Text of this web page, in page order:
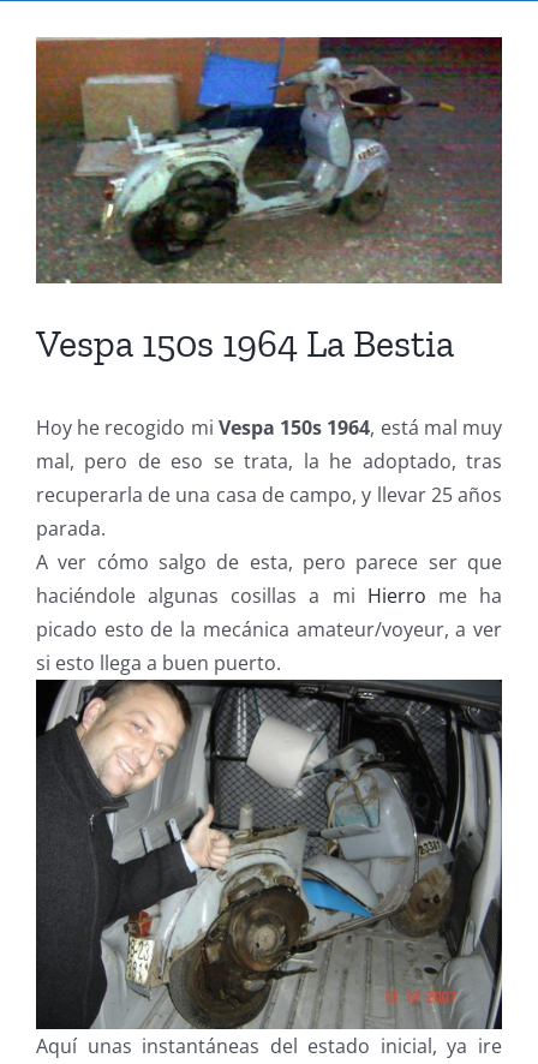
Ver
imagen
más
grande
Vespa 150s 1964 La Bestia
Hoy he recogido mi Vespa 150s 1964, está mal muy
mal, pero de eso se trata, la he adoptado, tras
recuperarla de una casa de campo, y llevar 25 años
parada.
A ver cómo salgo de esta, pero parece ser que
haciéndole algunas cosillas a mi Hierro me ha
picado esto de la mecánica amateur/voyeur, a ver
si esto llega a buen puerto.
Aquí unas instantáneas del estado inicial, ya ire